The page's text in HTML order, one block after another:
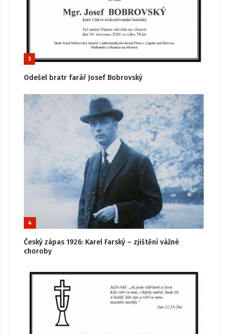
3
Odešel bratr farář Josef Bobrovský
4
Český zápas 1926: Karel Farský – zjištění vážné
choroby